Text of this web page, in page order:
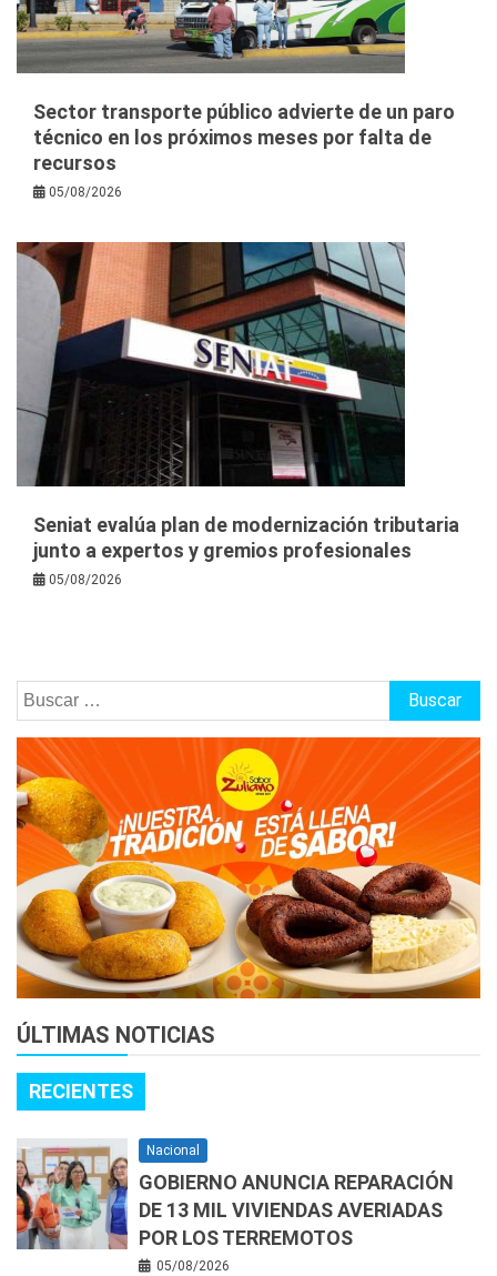
Sector transporte público advierte de un paro
técnico en los próximos meses por falta de
recursos
05/08/2026
Seniat evalúa plan de modernización tributaria
junto a expertos y gremios profesionales
05/08/2026
Buscar:
ÚLTIMAS NOTICIAS
RECIENTES
Nacional
GOBIERNO ANUNCIA REPARACIÓN
DE 13 MIL VIVIENDAS AVERIADAS
POR LOS TERREMOTOS
05/08/2026